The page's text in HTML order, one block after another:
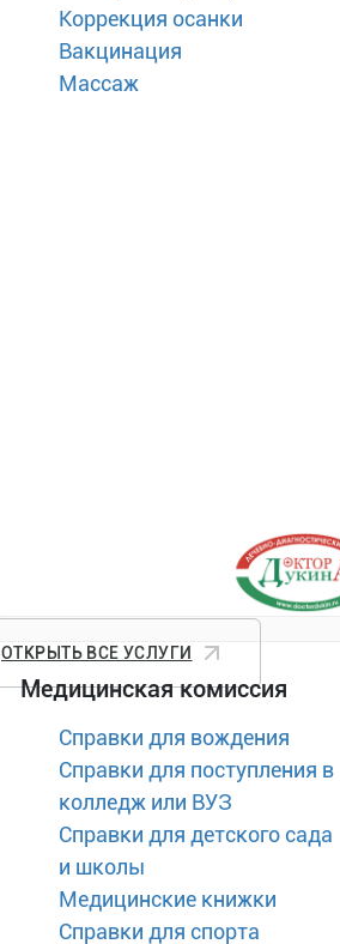
Коррекция осанки
Вакцинация
Массаж
Медицинская комиссия
Справки для вождения
Справки для поступления в
колледж или ВУЗ
Справки для детского сада
и школы
Медицинские книжки
Справки для спорта
ОТКРЫТЬ ВСЕ УСЛУГИ